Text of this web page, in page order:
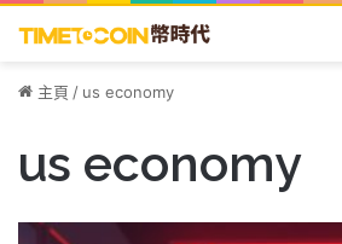
主頁 / us economy
us economy